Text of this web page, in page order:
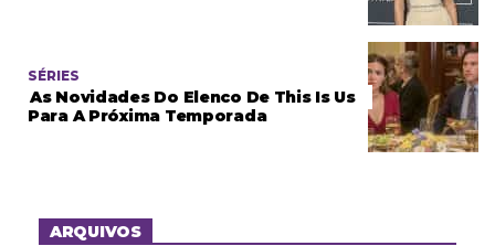
SÉRIES
As Novidades Do Elenco De This Is Us
Para A Próxima Temporada
ARQUIVOS